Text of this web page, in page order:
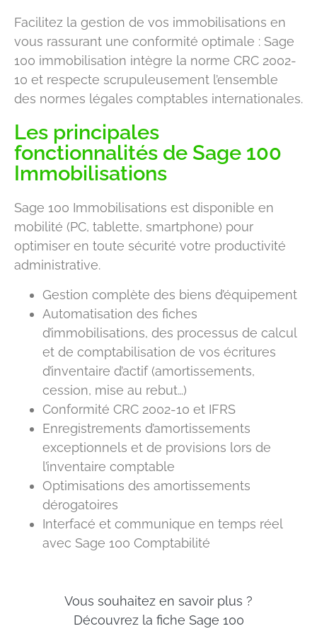
Facilitez la gestion de vos immobilisations en
vous rassurant une conformité optimale : Sage
100 immobilisation intègre la norme CRC 2002-
10 et respecte scrupuleusement l’ensemble
des normes légales comptables internationales.
Les principales
fonctionnalités de Sage 100
Immobilisations
Sage 100 Immobilisations est disponible en
mobilité (PC, tablette, smartphone) pour
optimiser en toute sécurité votre productivité
administrative.
Gestion complète des biens d’équipement
Automatisation des fiches
d’immobilisations, des processus de calcul
et de comptabilisation de vos écritures
d’inventaire d’actif (amortissements,
cession, mise au rebut…)
Conformité CRC 2002-10 et IFRS
Enregistrements d’amortissements
exceptionnels et de provisions lors de
l’inventaire comptable
Optimisations des amortissements
dérogatoires
Interfacé et communique en temps réel
avec Sage 100 Comptabilité
Vous souhaitez en savoir plus ?
Découvrez la fiche Sage 100